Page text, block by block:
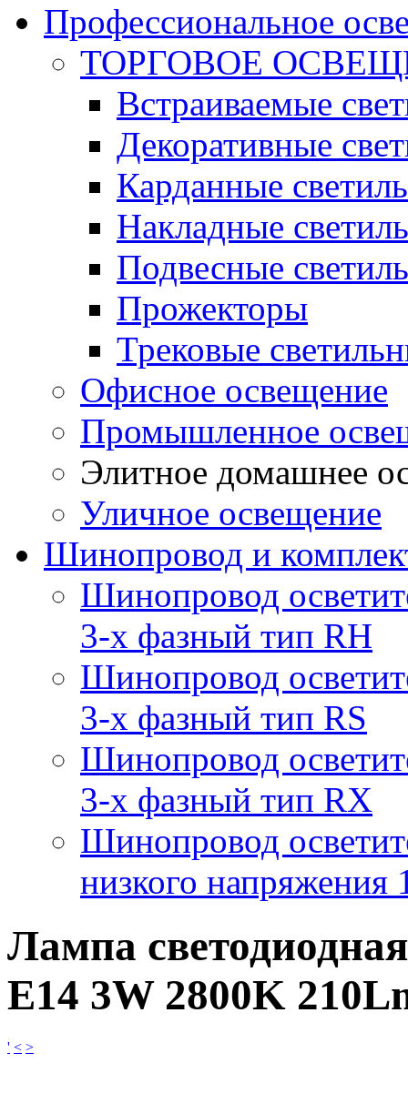
Профессиональное
ТОРГОВОЕ
Встраиваемые
Декоративные
Карданные
Накладные
Подвесные
Прожекторы
Трековые
Офисное освещение
Промышленное
Элитное домашнее
Уличное освещение
Шинопровод и
Шинопровод
3-х фазный тип RH
Шинопровод
3-х фазный тип RS
Шинопровод
3-х фазный тип RX
Шинопровод
низкого напряжения
Лампа
E14 3W 2800K
' < >